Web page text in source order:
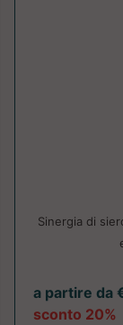
Sinergia di
a partire da
sconto 20%